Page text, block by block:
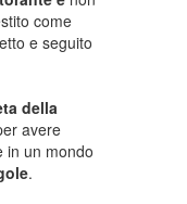
come
e seguito
della
avere
in un mondo
.